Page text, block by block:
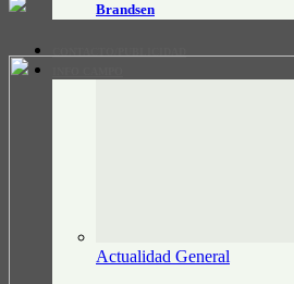
Brandsen
Actualidad General